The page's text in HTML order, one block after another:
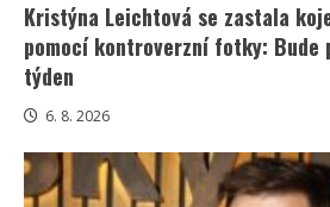
Kristýna Leichtová se zastala
pomocí kontroverzní fotky: Bude
týden
6. 8. 2026